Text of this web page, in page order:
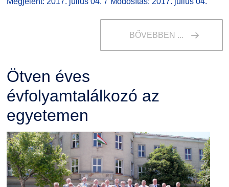
BŐVEBBEN ...
Ötven éves
évfolyamtalálkozó az
egyetemen